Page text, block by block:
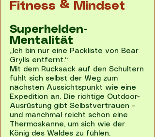
Fitness & Mindset
Superhelden-
Mentalität
„Ich bin nur eine Packliste von Bear
Grylls entfernt.“
Mit dem Rucksack auf den Schultern
fühlt sich selbst der Weg zum
nächsten Aussichtspunkt wie eine
Expedition an. Die richtige Outdoor-
Ausrüstung gibt Selbstvertrauen –
und manchmal reicht schon eine
Thermoskanne, um sich wie der
König des Waldes zu fühlen.